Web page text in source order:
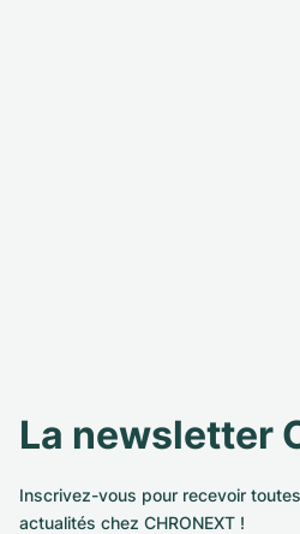
La newsletter
Inscrivez-vous pour recevoir
actualités chez CHRONEXT !